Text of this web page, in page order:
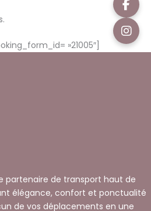
»21005″]
partenaire de transport haut de
élégance, confort et ponctualité
de vos déplacements en une